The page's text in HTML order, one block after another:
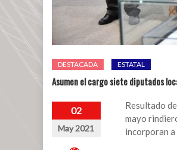
DESTACADA ESTATAL
Asumen el cargo siete diputados
02
May 2021
Resultado
mayo
incorporan